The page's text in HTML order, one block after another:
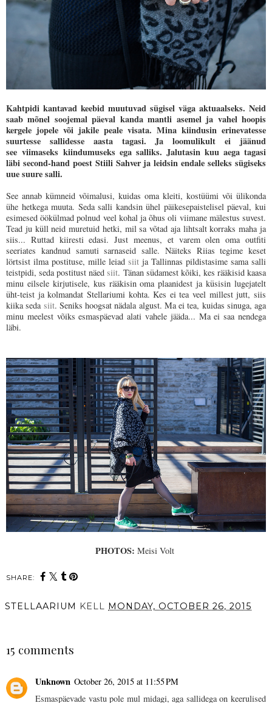
Kahtpidi kantavad keebid muutuvad sügisel väga aktuaalseks. Neid
saab mõnel soojemal päeval kanda mantli asemel ja vahel hoopis
kergele jopele või jakile peale visata. Mina kiindusin erinevatesse
suurtesse sallidesse aasta tagasi. Ja loomulikult ei jäänud
see viimaseks kiindumuseks ega salliks. Jalutasin kuu aega tagasi
läbi second-hand poest Stiili Sahver ja leidsin endale selleks sügiseks
uue suure salli.
See annab kümneid võimalusi, kuidas oma kleiti, kostüümi või ülikonda
ühe hetkega muuta. Seda salli kandsin ühel päikesepaistelisel päeval, kui
esimesed öökülmad polnud veel kohal ja õhus oli viimane mälestus suvest.
Tead ju küll neid muretuid hetki, mil sa võtad aja lihtsalt korraks maha ja
siis... Ruttad kiiresti edasi. Just meenus, et varem olen oma outfiti
seeriates kandnud samuti sarnaseid salle. Näiteks Riias tegime keset
lörtsist ilma postituse, mille leiad siit ja Tallinnas pildistasime sama salli
teistpidi, seda postitust näedsiit. Tänan südamest kõiki, kes rääkisid kaasa
minu eilsele kirjutisele, kus rääkisin oma plaanidest ja küsisin lugejatelt
üht-teist ja kolmandat Stellariumi kohta. Kes ei tea veel millest jutt, siis
kiika seda siit. Seniks hoogsat nädala algust. Ma ei tea, kuidas sinuga, aga
minu meelest võiks esmaspäevad alati vahele jääda... Ma ei saa nendega
läbi.
PHOTOS: Meisi Volt
SHARE:
STELLAARIUM KELL MONDAY, OCTOBER 26, 2015
15 comments
Unknown October 26, 2015 at 11:55 PM
Esmaspäevade vastu pole mul midagi, aga sallidega on keerulised